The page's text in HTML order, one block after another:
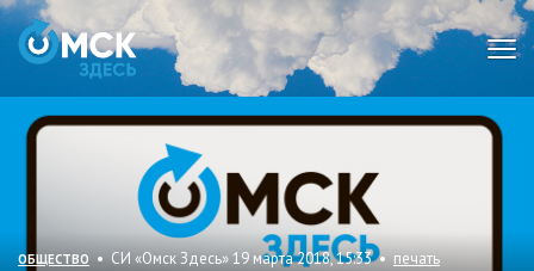
ОБЩЕСТВО • СИ «Омск Здесь» 19 марта 2018, 15:33 • печать